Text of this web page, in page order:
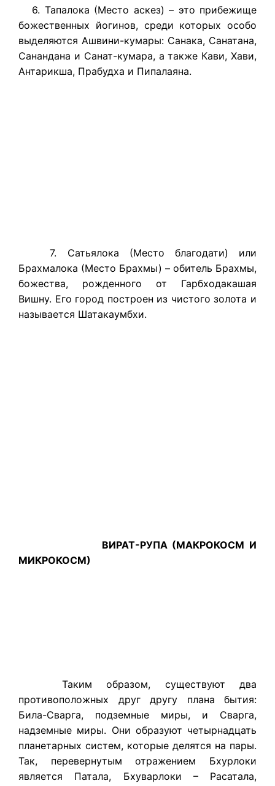
6. Тапалока (Место аскез) – это прибежище
божественных йогинов, среди которых особо
выделяются Ашвини-кумары: Санака, Санатана,
Санандана и Санат-кумара, а также Кави, Хави,
Антарикша, Прабудха и Пипалаяна.
7. Сатьялока (Место благодати) или
Брахмалока (Место Брахмы) – обитель Брахмы,
божества, рожденного от Гарбходакашая
Вишну. Его город построен из чистого золота и
называется Шатакаумбхи.
ВИРАТ-РУПА (МАКРОКОСМ И
МИКРОКОСМ)
Таким образом, существуют два
противоположных друг другу плана бытия:
Била-Сварга, подземные миры, и Сварга,
надземные миры. Они образуют четырнадцать
планетарных систем, которые делятся на пары.
Так, перевернутым отражением Бхурлоки
является Патала, Бхуварлоки – Расатала,